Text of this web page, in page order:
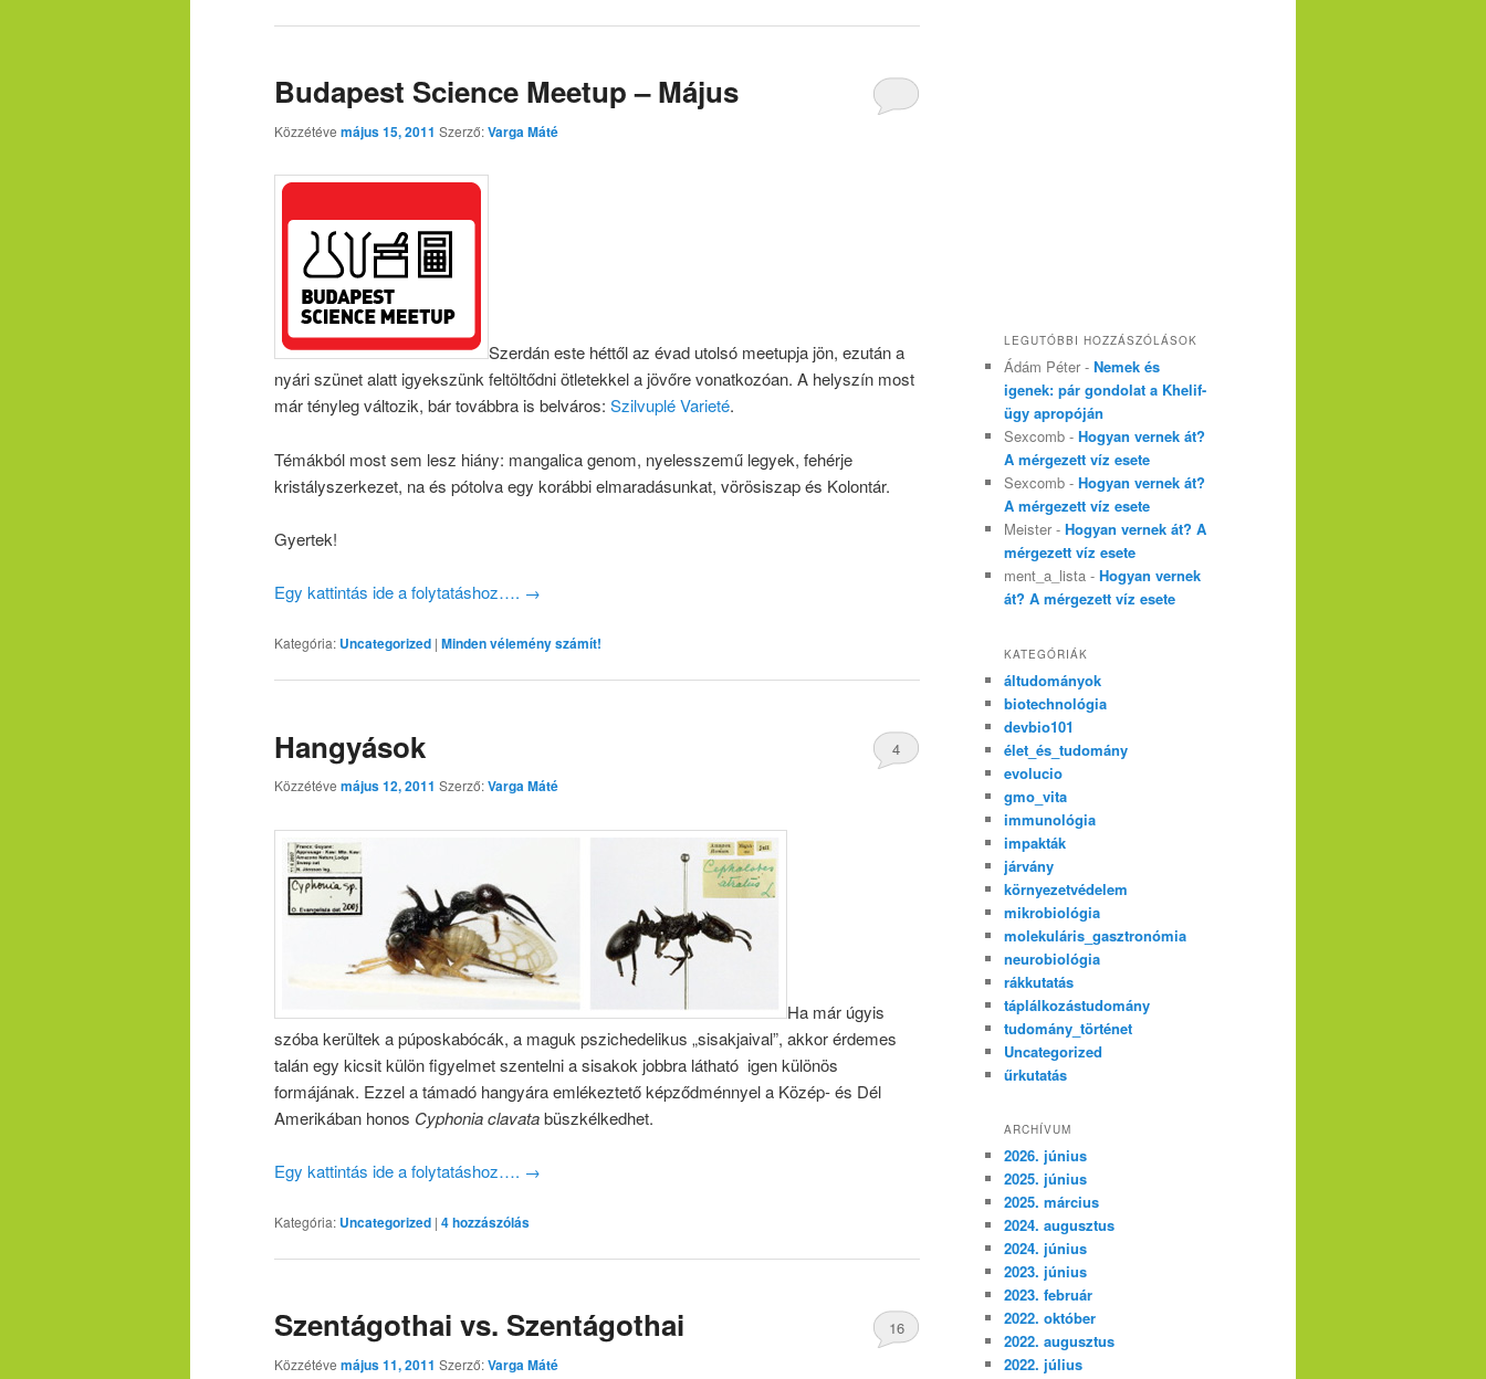
Budapest Science Meetup – Május
Közzétéve május 15, 2011 Szerző:Varga Máté
Szerdán este héttől az évad utolsó meetupja jön, ezután a
nyári szünet alatt igyekszünk feltöltődni ötletekkel a jövőre vonatkozóan. A helyszín most
már tényleg változik, bár továbbra is belváros: Szilvuplé Varieté.
Témákból most sem lesz hiány: mangalica genom, nyelesszemű legyek, fehérje
kristályszerkezet, na és pótolva egy korábbi elmaradásunkat, vörösiszap és Kolontár.
Gyertek!
Egy kattintás ide a folytatáshoz…. →
Kategória: Uncategorized | Minden vélemény számít!
Hangyások
Közzétéve május 12, 2011 Szerző:Varga Máté
4
Ha már úgyis
szóba kerültek a púposkabócák, a maguk pszichedelikus „sisakjaival”, akkor érdemes
talán egy kicsit külön figyelmet szentelni a sisakok jobbra látható igen különös
formájának. Ezzel a támadó hangyára emlékeztető képződménnyel a Közép- és Dél
Amerikában honos Cyphonia clavatabüszkélkedhet.
Egy kattintás ide a folytatáshoz…. →
Kategória: Uncategorized | 4hozzászólás
Szentágothai vs. Szentágothai
Közzétéve május 11, 2011 Szerző:Varga Máté
16
LEGUTÓBBI HOZZÁSZÓLÁSOK
Ádám Péter - Nemek és
igenek: pár gondolat a Khelif-
ügy apropóján
Sexcomb - Hogyan vernek át?
A mérgezett víz esete
Sexcomb - Hogyan vernek át?
A mérgezett víz esete
Meister - Hogyan vernek át? A
mérgezett víz esete
ment_a_lista - Hogyan vernek
át? A mérgezett víz esete
KATEGÓRIÁK
áltudományok
biotechnológia
devbio101
élet_és_tudomány
evolucio
gmo_vita
immunológia
impakták
járvány
környezetvédelem
mikrobiológia
molekuláris_gasztronómia
neurobiológia
rákkutatás
táplálkozástudomány
tudomány_történet
Uncategorized
űrkutatás
ARCHÍVUM
2026. június
2025. június
2025. március
2024. augusztus
2024. június
2023. június
2023. február
2022. október
2022. augusztus
2022. július